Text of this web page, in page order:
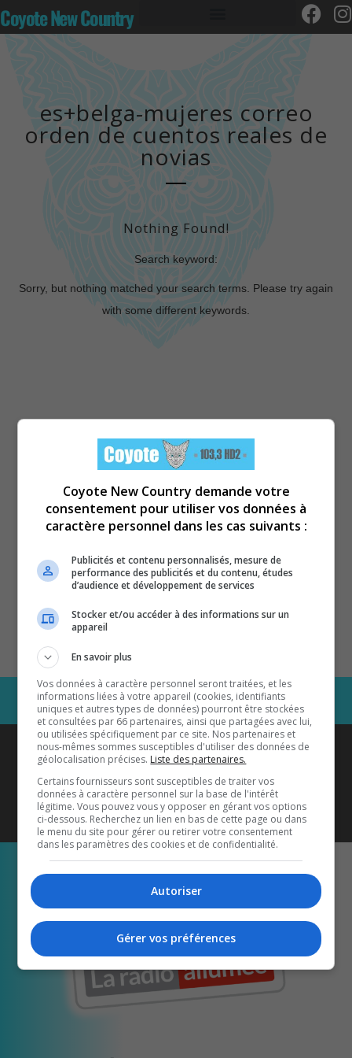
Coyote New Country
es+belga-mujeres correo
orden de cuentos reales de
novias
Nothing Found!
Search keyword:
Sorry, but nothing matched your search terms. Please try again
with some different keywords.
Coyote New Countryest diffusé
également sur1033 HD2
Écoutez-nous aussi sur…
Coyote New Country demande votre
consentement pour utiliser vos données à
caractère personnel dans les cas suivants :
Publicités et contenu personnalisés, mesure de
performance des publicités et du contenu, études
d’audience et développement de services
Stocker et/ou accéder à des informations sur un
appareil
En savoir plus
Vos données à caractère personnel seront traitées, et les
informations liées à votre appareil (cookies, identifiants
uniques et autres types de données) pourront être stockées
et consultées par 66 partenaires, ainsi que partagées avec lui,
ou utilisées spécifiquement par ce site. Nos partenaires et
nous-mêmes sommes susceptibles d'utiliser des données de
géolocalisation précises. Liste des partenaires.
Certains fournisseurs sont susceptibles de traiter vos
données à caractère personnel sur la base de l'intérêt
légitime. Vous pouvez vous y opposer en gérant vos options
ci-dessous. Recherchez un lien en bas de cette page ou dans
le menu du site pour gérer ou retirer votre consentement
dans les paramètres des cookies et de confidentialité.
Autoriser
Gérer vos préférences